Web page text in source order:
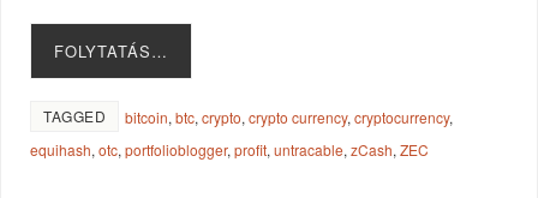
FOLYTATÁS…
TAGGED bitcoin,btc,crypto,crypto currency,cryptocurrency,
equihash,otc,portfolioblogger,profit,untracable,zCash,ZEC